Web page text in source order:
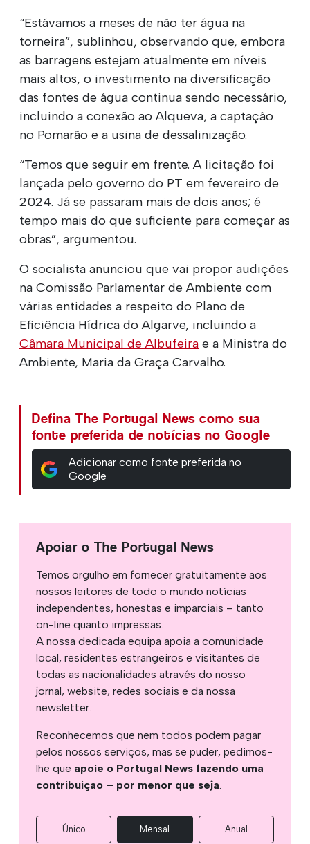
“Estávamos a meses de não ter água na
torneira”, sublinhou, observando que, embora
as barragens estejam atualmente em níveis
mais altos, o investimento na diversificação
das fontes de água continua sendo necessário,
incluindo a conexão ao Alqueva, a captação
no Pomarão e a usina de dessalinização.
“Temos que seguir em frente. A licitação foi
lançada pelo governo do PT em fevereiro de
2024. Já se passaram mais de dois anos; é
tempo mais do que suficiente para começar as
obras”, argumentou.
O socialista anunciou que vai propor audições
na Comissão Parlamentar de Ambiente com
várias entidades a respeito do Plano de
Eficiência Hídrica do Algarve, incluindo a
Câmara Municipal de Albufeira e a Ministra do
Ambiente, Maria da Graça Carvalho.
Defina The Portugal News como sua
fonte preferida de notícias no Google
Adicionar como fonte preferida no
Google
Apoiar o The Portugal News
Temos orgulho em fornecer gratuitamente aos
nossos leitores de todo o mundo notícias
independentes, honestas e imparciais – tanto
on-line quanto impressas.
A nossa dedicada equipa apoia a comunidade
local, residentes estrangeiros e visitantes de
todas as nacionalidades através do nosso
jornal, website, redes sociais e da nossa
newsletter.
Reconhecemos que nem todos podem pagar
pelos nossos serviços, mas se puder, pedimos-
lhe que apoie o Portugal News fazendo uma
contribuição – por menor que seja.
Único Mensal Anual